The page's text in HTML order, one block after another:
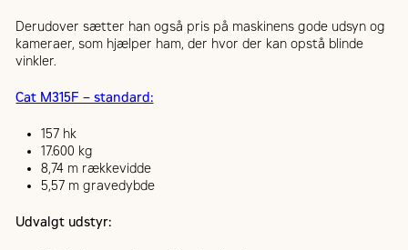
Derudover sætter han også pris på maskinens gode udsyn og
kameraer, som hjælper ham, der hvor der kan opstå blinde
vinkler.
Cat M315F – standard:
157 hk
17.600 kg
8,74 m rækkevidde
5,57 m gravedybde
Udvalgt udstyr: